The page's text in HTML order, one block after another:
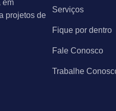
em
projetos de
Serviços
Fique por dentro
Fale Conosco
Trabalhe